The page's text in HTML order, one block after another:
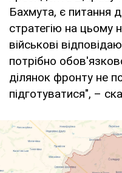
Бахмута, є питання
стратегію на цьому
військові
потрібно
ділянок фронту не
підготуватися", –